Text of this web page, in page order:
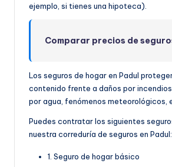
ejemplo, si tienes una hipoteca).
Comparar precios de
Los seguros de hogar en Padul
contenido frente a daños por
por agua, fenómenos meteorológicos,
Puedes contratar los siguientes
nuestra correduría de seguros en Padul:
1. Seguro de hogar básico